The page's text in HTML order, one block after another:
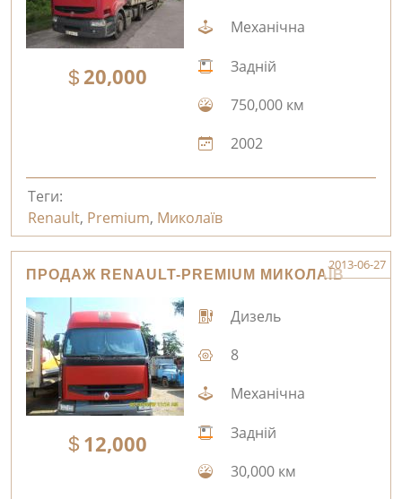
20,000
Механічна
Задній
750,000 км
2002
Теги:
Renault, Premium, Миколаїв
ПРОДАЖ RENAULT-PREMIUM МИКОЛАЇВ
2013-06-27
12,000
Дизель
8
Механічна
Задній
30,000 км